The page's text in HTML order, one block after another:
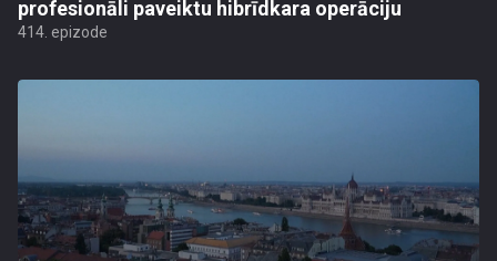
profesionāli paveiktu hibrīdkara operāciju
414. epizode